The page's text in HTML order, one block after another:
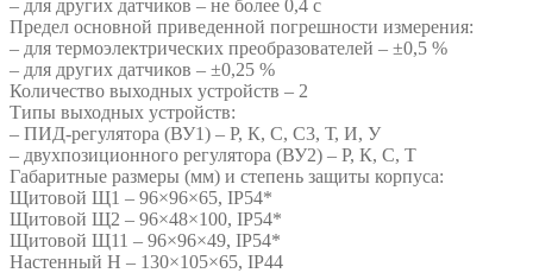
– для других датчиков – не более 0,4 с
Предел основной приведенной погрешности измерения:
– для термоэлектрических преобразователей – ±0,5 %
– для других датчиков – ±0,25 %
Количество выходных устройств – 2
Типы выходных устройств:
– ПИД-регулятора (ВУ1) – Р, К, С, С3, Т, И, У
– двухпозиционного регулятора (ВУ2) – Р, К, С, Т
Габаритные размеры (мм) и степень защиты корпуса:
Щитовой Щ1 – 96×96×65, IP54*
Щитовой Щ2 – 96×48×100, IP54*
Щитовой Щ11 – 96×96×49, IP54*
Настенный Н – 130×105×65, IP44